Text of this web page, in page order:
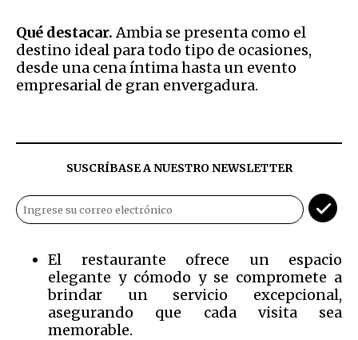
Qué destacar.Ambia se presenta como el
destino ideal para todo tipo de ocasiones,
desde una cena íntima hasta un evento
empresarial de gran envergadura.
SUSCRÍBASE A NUESTRO NEWSLETTER
El restaurante ofrece un espacio
elegante y cómodo y se compromete a
brindar un servicio excepcional,
asegurando que cada visita sea
memorable.